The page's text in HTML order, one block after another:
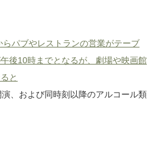
パブやレストランの営業がテーブ
後10時までとなるが、劇場や映画館
と
、および同時刻以降のアルコール類